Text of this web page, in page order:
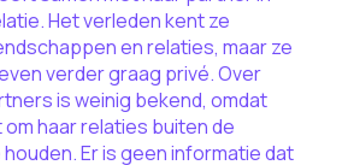
Het verleden kent ze
en relaties, maar ze
verder graag privé. Over
is weinig bekend, omdat
haar relaties buiten de
Er is geen informatie dat